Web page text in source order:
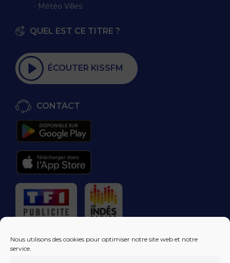
Nous utilisons des cookies pour optimiser notre site web et notre
service.
∙ Météo Villes
QUEL EST CE TITRE ?
ÉCOUTER KISSFM
CONTACT
RÉGIE PUBLICITAIRE